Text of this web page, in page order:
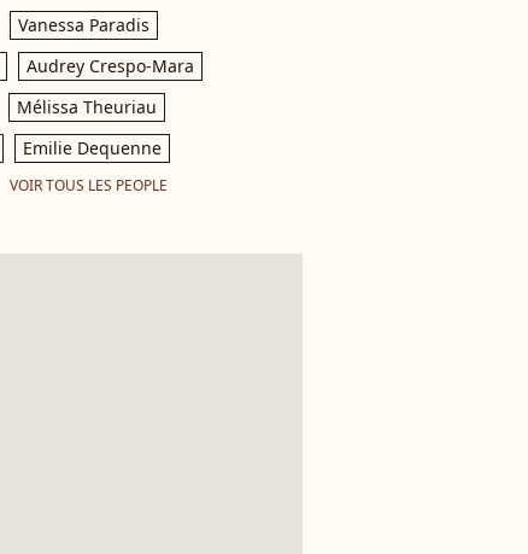
Vanessa Paradis
Audrey Crespo-Mara
Mélissa Theuriau
Emilie Dequenne
VOIR TOUS LES PEOPLE